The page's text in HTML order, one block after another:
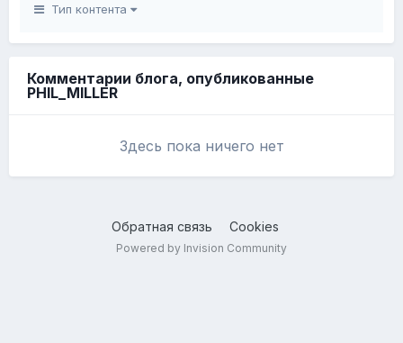
Тип контента
Комментарии блога, опубликованные
PHIL_MILLER
Здесь пока ничего нет
Обратная связь Cookies
Powered by Invision Community